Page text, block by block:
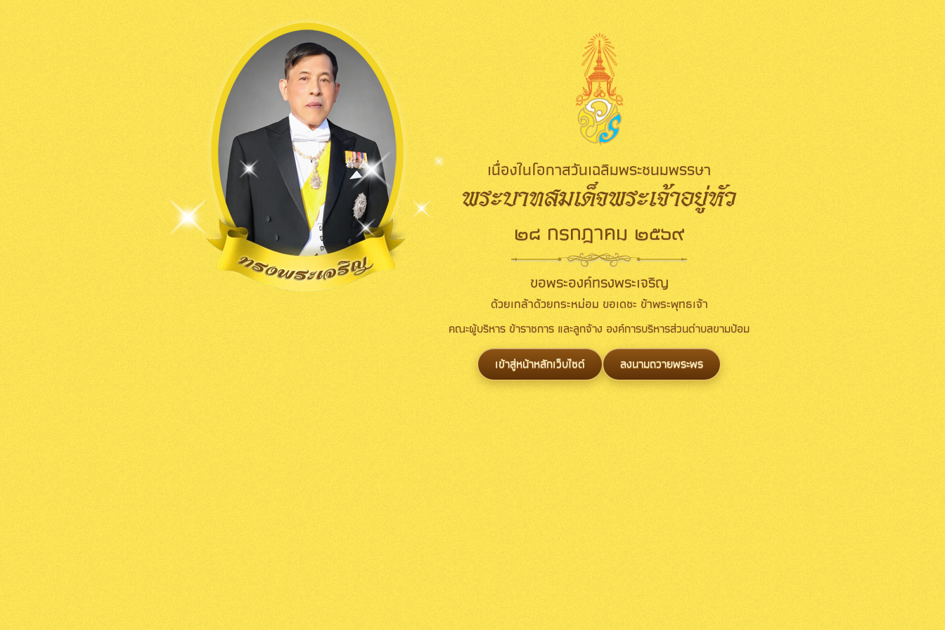
เนื่องในโอกาสวันเฉลิมพระชนมพรรษา
พระบาทสมเด็จพระเจ้าอยู่หัว
๒๘ กรกฎาคม ๒๕๖๙
ขอพระองค์ทรงพระเจริญ
ด้วยเกล้าด้วยกระหม่อม ขอเดชะ ข้าพระพุทธเจ้า
คณะผู้บริหาร ข้าราชการ และลูกจ้าง องค์การบริหารส่วนตำบลขามป้อม
เข้าสู่หน้าหลักเว็บไซต์
ลงนามถวายพระพร